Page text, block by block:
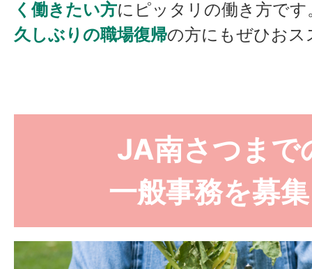
く働きたい方にピッタリの働き方です
久しぶりの職場復帰の方にもぜひおス
JA南さつまで
一般事務を募